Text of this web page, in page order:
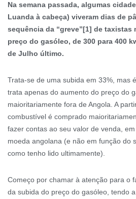
Na semana passada, algumas
Luanda à cabeça) viveram dias de
sequência da “greve”[1] de taxistas
preço do gasóleo, de 300 para 400
de Julho último.
Trata-se de uma subida em 33%, mas
trata apenas do aumento do preço do
maioritariamente fora de Angola. A
combustível é comprado
fazer contas ao seu valor de venda,
moeda angolana (e não em função do
como tenho lido ultimamente).
Começo por chamar à atenção para o
da subida do preço do gasóleo, tendo